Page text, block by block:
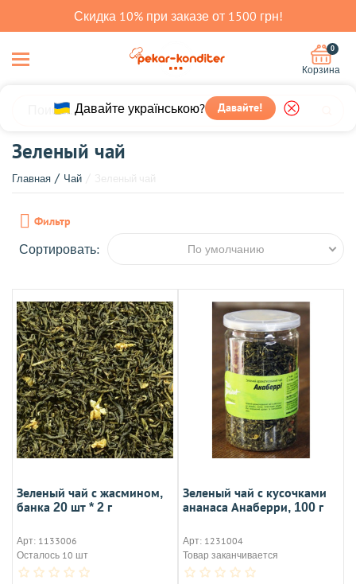
Скидка 10% при заказе от 1500 грн!
Давайте українською? Давайте!
0
Корзина
Зеленый чай
Главная Чай
Фильтр
Сортировать: По умолчанию
Зеленый чай с жасмином,
банка 20 шт * 2 г
Арт: 1133006
Осталось 10 шт
Зеленый чай с кусочками
ананаса Анаберри, 100 г
Арт: 1231004
Товар заканчивается